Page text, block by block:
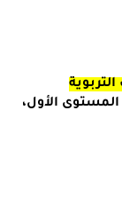
الأول،